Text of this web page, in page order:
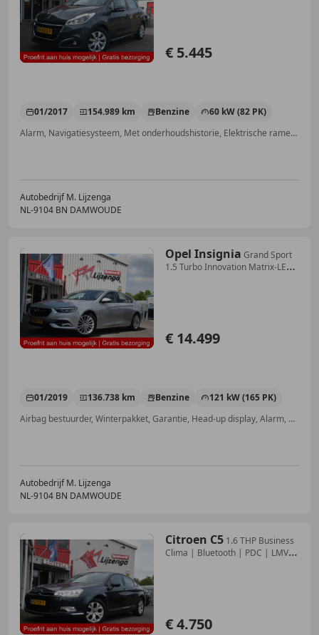
€ 5.445
01/2017 154.989 km Benzine
60 kW (82 PK)
Alarm, Navigatiesysteem, Met onderhoudshistorie, Elektrische ramen, Multifunctioneel stuurwiel, Elektrisch verstelbare buitenspiegels, Mistlampen, Airconditioning
Autobedrijf M. Lijzenga
NL-9104 BN DAMWOUDE
Opel Insignia Grand Sport
1.5 Turbo Innovation Matrix-LED
€ 14.499
01/2019 136.738 km Benzine
121 kW (165 PK)
Airbag bestuurder, Winterpakket, Garantie, Head-up display, Alarm, Nieuwe APK, Multifunctioneel stuurwiel, Getinte ramen
Autobedrijf M. Lijzenga
NL-9104 BN DAMWOUDE
Citroen C5 1.6 THP Business
Clima | Bluetooth | PDC | LMV |
€ 4.750